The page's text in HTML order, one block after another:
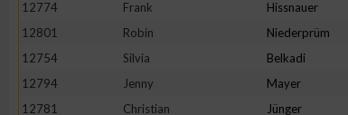
12774
Frank Hissnauer
12801
Robin Niederprüm
12754
Silvia Belkadi
12794
Jenny Mayer
12781
Christian Jünger
verschiedenen Quellen
Entwicklung und Verbesserung der Angebote